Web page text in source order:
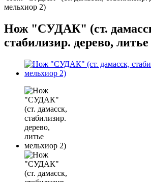
мельхиор 2)
Нож "СУДАК" (ст.
стабилизир. дерево,